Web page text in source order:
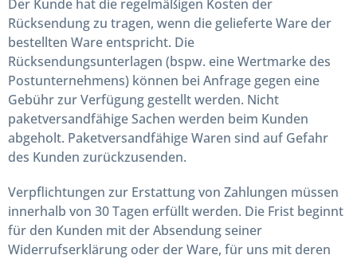
Der Kunde hat die regelmäßigen Kosten der
Rücksendung zu tragen, wenn die gelieferte Ware der
bestellten Ware entspricht. Die
Rücksendungsunterlagen (bspw. eine Wertmarke des
Postunternehmens) können bei Anfrage gegen eine
Gebühr zur Verfügung gestellt werden. Nicht
paketversandfähige Sachen werden beim Kunden
abgeholt. Paketversandfähige Waren sind auf Gefahr
des Kunden zurückzusenden.
Verpflichtungen zur Erstattung von Zahlungen müssen
innerhalb von 30 Tagen erfüllt werden. Die Frist beginnt
für den Kunden mit der Absendung seiner
Widerrufserklärung oder der Ware, für uns mit deren